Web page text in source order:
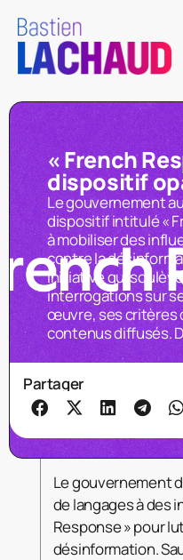
« French
dispositif
Le gouvernement
dispositif intitulé «
à mobiliser des
contre la
initiative qui
interrogations sur
œuvre, ses critères
contenus diffusés.
Partager
Le gouvernement
de langages à des
Response » pour
désinformation.